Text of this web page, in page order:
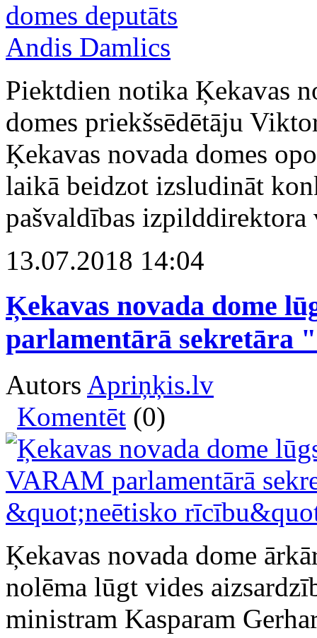
Piektdien notika Ķekavas
domes priekšsēdētāju
Ķekavas novada domes
laikā beidzot izsludināt
pašvaldības izpilddirektora
13.07.2018 14:04
Ķekavas novada dome
parlamentārā sekretāra
Autors Apriņķis.lv
Komentēt (0)
Ķekavas novada dome
nolēma lūgt vides
ministram Kasparam